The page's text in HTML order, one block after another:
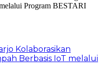
Kolaborasikan
Berbasis IoT melalui